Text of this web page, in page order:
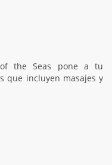
the Seas pone a tu
que incluyen masajes y